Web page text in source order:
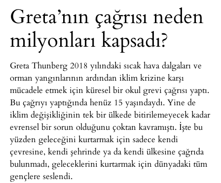
Greta’nın çağrısı neden
milyonları kapsadı?
Greta Thunberg 2018 yılındaki sıcak hava dalgaları ve
orman yangınlarının ardından iklim krizine karşı
mücadele etmek için küresel bir okul grevi çağrısı yaptı.
Bu çağrıyı yaptığında henüz 15 yaşındaydı. Yine de
iklim değişikliğinin tek bir ülkede bitirilemeyecek kadar
evrensel bir sorun olduğunu çoktan kavramıştı. İşte bu
yüzden geleceğini kurtarmak için sadece kendi
çevresine, kendi şehrinde ya da kendi ülkesine çağrıda
bulunmadı, geleceklerini kurtarmak için dünyadaki tüm
gençlere seslendi.